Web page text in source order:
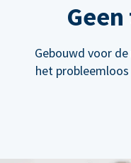
Gebouwd voor
het